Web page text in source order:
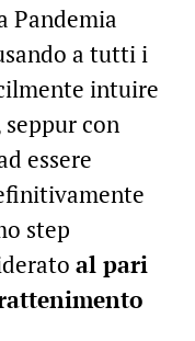
Pandemia
a tutti i
intuire
con
essere
step
al pari